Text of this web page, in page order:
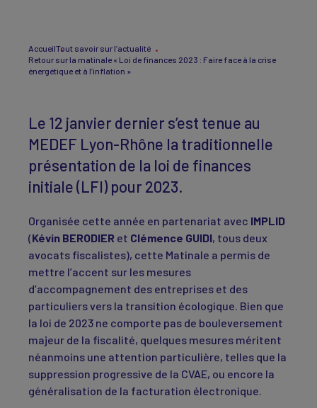
AccueilTout savoir sur l’actualité
Retour sur la matinale « Loi de finances 2023 : Faire face à la crise
énergétique et à l’inflation »
Le 12 janvier dernier s’est tenue au
MEDEF Lyon-Rhône la traditionnelle
présentation de la loi de finances
initiale (LFI) pour 2023.
Organisée cette année en partenariat avec IMPLID
(Kévin BERODIER et Clémence GUIDI, tous deux
avocats fiscalistes), cette Matinale a permis de
mettre l’accent sur les mesures
d’accompagnement des entreprises et des
particuliers vers la transition écologique. Bien que
la loi de 2023 ne comporte pas de bouleversement
majeur de la fiscalité, quelques mesures méritent
néanmoins une attention particulière, telles que la
suppression progressive de la CVAE, ou encore la
généralisation de la facturation électronique.